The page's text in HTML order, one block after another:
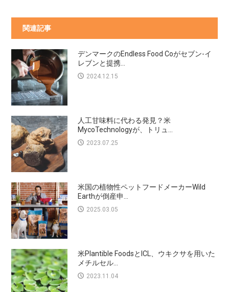
関連記事
デンマークのEndless Food Coがセブン-イ
レブンと提携...
2024.12.15
人工甘味料に代わる発見？米
MycoTechnologyが、トリュ...
2023.07.25
米国の植物性ペットフードメーカーWild
Earthが倒産申...
2025.03.05
米Plantible FoodsとICL、ウキクサを用いた
メチルセル...
2023.11.04